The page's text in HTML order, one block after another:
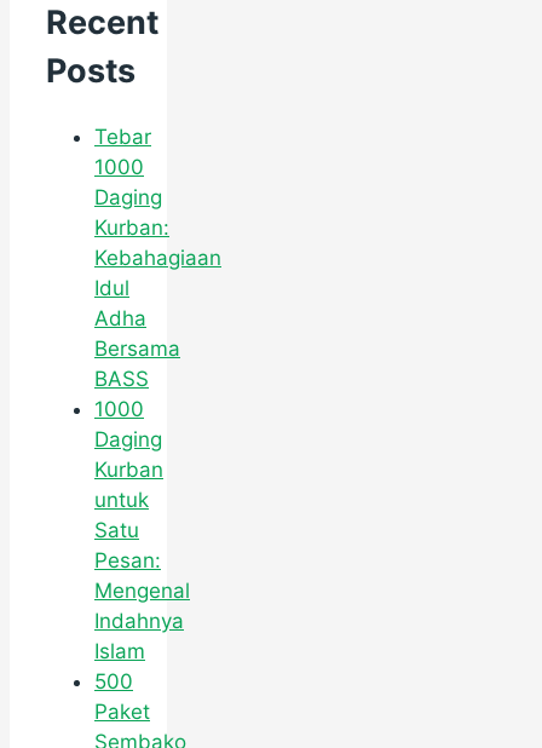
Recent
Posts
Tebar
1000
Daging
Kurban:
Kebahagiaan
Idul
Adha
Bersama
BASS
1000
Daging
Kurban
untuk
Satu
Pesan:
Mengenal
Indahnya
Islam
500
Paket
Sembako